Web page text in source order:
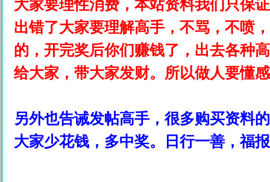
大家要理性消费，本站资料我们只保
出错了大家要理解高手，不骂，不喷
的，开完奖后你们赚钱了，出去各种
给大家，带大家发财。所以做人要懂
另外也告诫发帖高手，很多购买资料
大家少花钱，多中奖。日行一善，福